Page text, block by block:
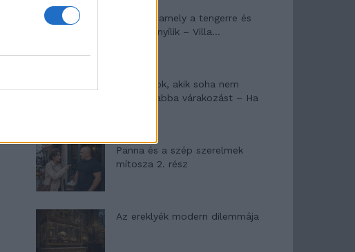
Egy ház, amely a tengerre és
a fényre nyílik – Villa...
A családok, akik soha nem
hagyták abba várakozást – Ha
Panna és a szép szerelmek
mítosza 2. rész
Az ereklyék modern dilemmája